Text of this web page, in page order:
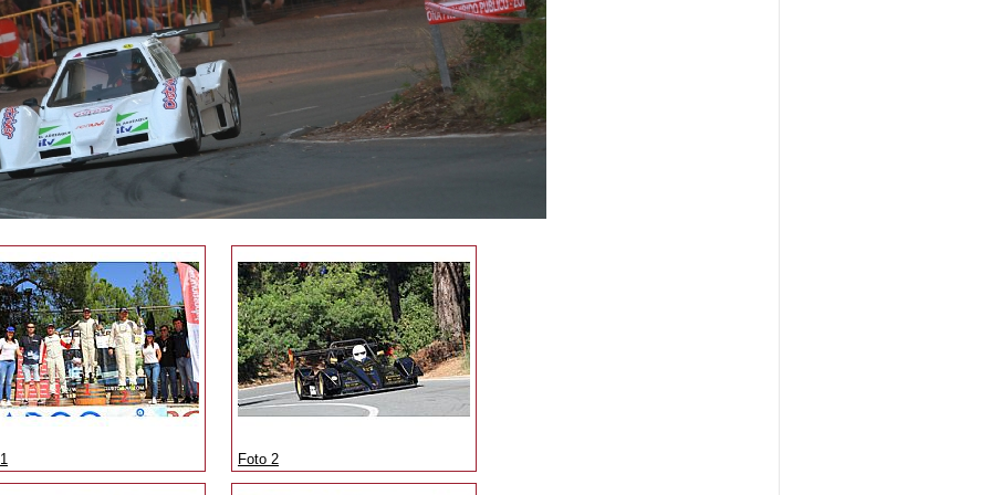
Foto 2